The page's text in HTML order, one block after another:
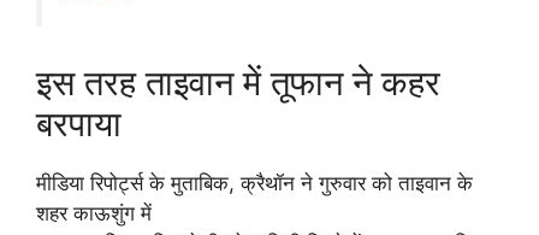
इस तरह ताइवान में तूफान ने कहर
बरपाया
मीडिया रिपोर्ट्स के मुताबिक, क्रैथॉन ने गुरुवार को ताइवान के
शहर काऊशुंग में